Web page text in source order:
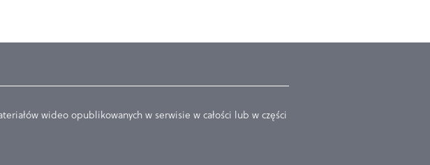
wideo opublikowanych w serwisie w całości lub w części